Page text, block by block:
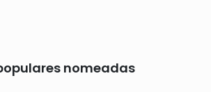
nomeadas